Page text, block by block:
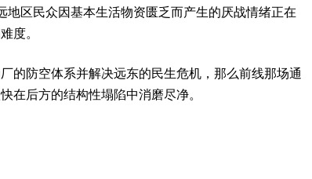
区民众因基本生活物资匮乏而产生的厌战情绪正在
度。
的防空体系并解决远东的民生危机，那么前线那场通
在后方的结构性塌陷中消磨尽净。